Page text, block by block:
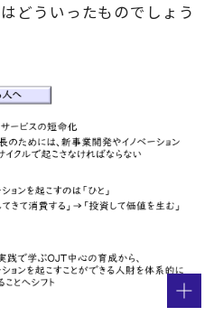
どういったものでしょう